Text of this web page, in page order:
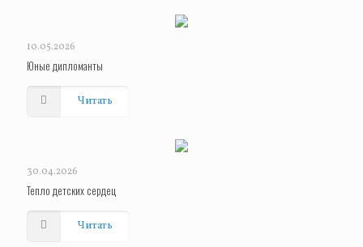
10.05.2026
Юные дипломанты
Читать
30.04.2026
Тепло детских сердец
Читать